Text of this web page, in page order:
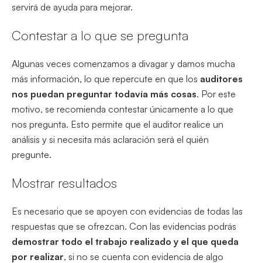
servirá de ayuda para mejorar.
Contestar a lo que se pregunta
Algunas veces comenzamos a divagar y damos mucha
más información, lo que repercute en que los auditores
nos puedan preguntar todavía más cosas. Por este
motivo, se recomienda contestar únicamente a lo que
nos pregunta. Esto permite que el auditor realice un
análisis y si necesita más aclaración será el quién
pregunte.
Mostrar resultados
Es necesario que se apoyen con evidencias de todas las
respuestas que se ofrezcan. Con las evidencias podrás
demostrar todo el trabajo realizado y el que queda
por realizar, si no se cuenta con evidencia de algo